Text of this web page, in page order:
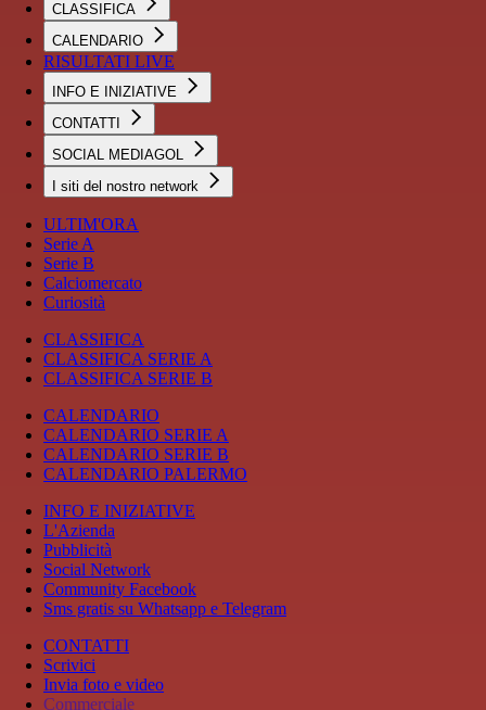
CLASSIFICA
CALENDARIO
RISULTATI LIVE
INFO E INIZIATIVE
CONTATTI
SOCIAL MEDIAGOL
I siti del nostro network
ULTIM'ORA
Serie A
Serie B
Calciomercato
Curiosità
CLASSIFICA
CLASSIFICA SERIE A
CLASSIFICA SERIE B
CALENDARIO
CALENDARIO SERIE A
CALENDARIO SERIE B
CALENDARIO PALERMO
INFO E INIZIATIVE
L'Azienda
Pubblicità
Social Network
Community Facebook
Sms gratis su Whatsapp e Telegram
CONTATTI
Scrivici
Invia foto e video
Commerciale